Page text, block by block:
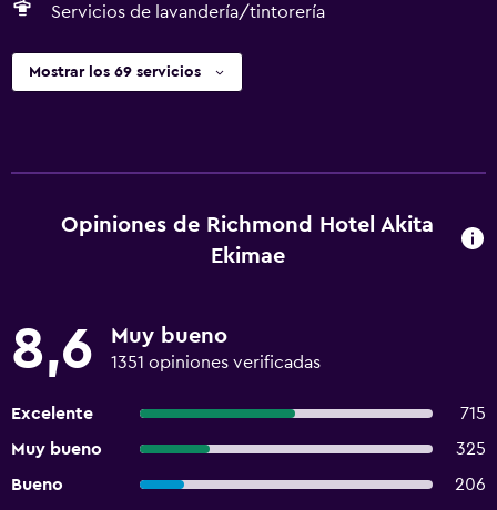
Servicios de lavandería/tintorería
Mostrar los 69 servicios
Opiniones de Richmond Hotel Akita
Ekimae
8,6 Muy bueno
1351 opiniones verificadas
Excelente
715
Muy bueno
325
Bueno
206